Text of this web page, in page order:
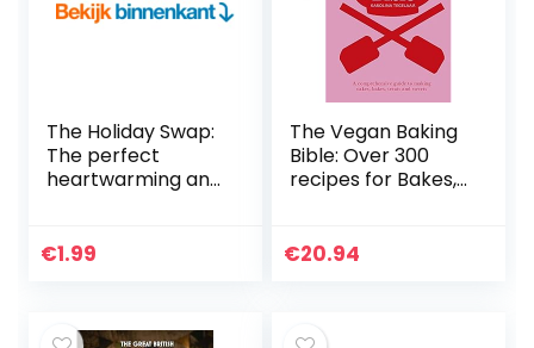
The Holiday Swap:
The perfect
heartwarming and
Edition)
€1.99
The Vegan Baking
Bible: Over 300
recipes for Bakes,
€20.94